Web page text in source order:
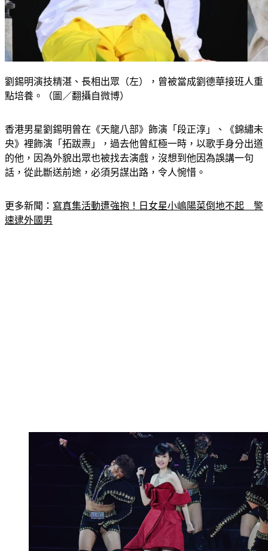
點培養。（圖／翻攝自微博）
央》裡飾演「拓跋燾」，過去他曾紅極一時，以歌手身分出道
的他，因為外貌出眾也被找去演戲，沒想到他因為誤講一句
話，從此斷送前途，必須另謀出路，令人惋惜。
速逮外國男